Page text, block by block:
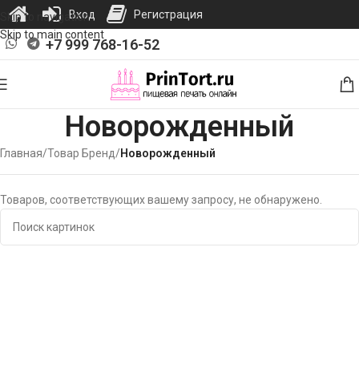
Skip to navigation
Skip to main content
+7 999 768-16-52
Новорожденный
Главная/Товар Бренд/Новорожденный
Товаров, соответствующих вашему запросу, не обнаружено.
Вход Регистрация